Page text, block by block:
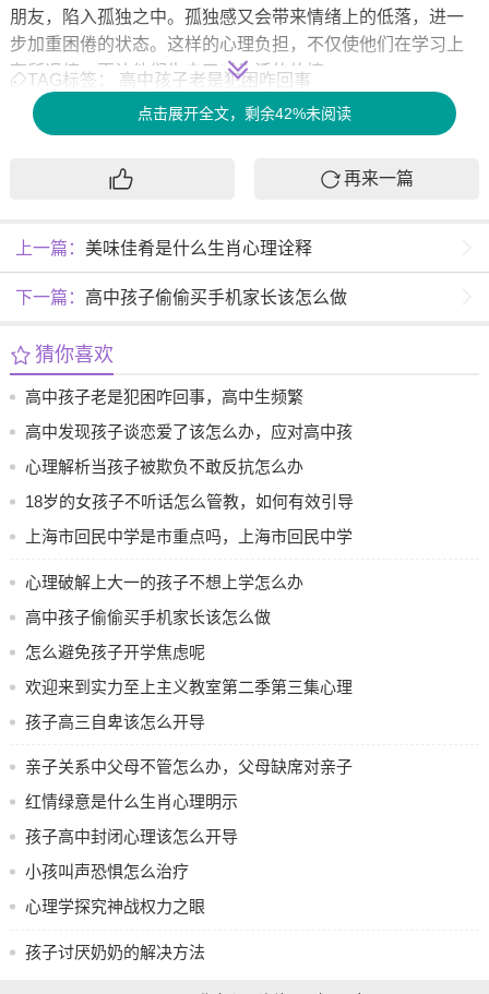
朋友，陷入孤独之中。孤独感又会带来情绪上的低落，进一
步加重困倦的状态。这样的心理负担，不仅使他们在学习上
有所退缩，更让他们失去了对生活的热情。
更有甚者，家庭环境也会影响到学生的情绪和心理健康。有
些孩子在学业上承受着来自父母的严格要求，倍感压力。他
们可能出于对父母期望的恐惧而拼命学习，却常常忽视了自
我感受。这样的亲子关系往往让孩子在情感上感到孤立无
环。
对策当然是多方面的。学生需要意识到调整作息的重要性，
为学生创造一个相对轻松的学习环境，能在一定程度上减轻
他们的心理负担。在这种环境中，学生能够放松心情，真正
享受学习的乐趣，而不仅仅是为了完成任务而学习。
除了作息调整与环境改善，心理疏导同样不可或缺。学校可
以引入心理辅导课程，帮助学生更好地理解自己的情绪，学
多与他们进行沟通，理解他们的感受。有时候，一个简单的
倾诉就能释放学生心中的负担，让他们觉得不再孤单。
在这个充满挑战的时期，关注学生的心理健康比什么都重
要。只有当他们的心理问题得到解决，才能真正享受学习带
仅是知识的积累，更是心灵的成长。考虑到这一点，我们有
责任为他们创造一个更加温暖和理解的环境。
TAG标签： 高中孩子老是犯困咋回事
点击展开全文，剩余42%未阅读
再来一篇
上一篇： 美味佳肴是什么生肖心理诠释
下一篇： 高中孩子偷偷买手机家长该怎么做
猜你喜欢
高中孩子老是犯困咋回事，高中生频繁
高中发现孩子谈恋爱了该怎么办，应对高中孩
子谈恋爱后的困惑与建议
心理解析当孩子被欺负不敢反抗怎么办
18岁的女孩子不听话怎么管教，如何有效引导
18岁女孩的行为
上海市回民中学是市重点吗，上海市回民中学
是否为市重点学校？
心理破解上大一的孩子不想上学怎么办
高中孩子偷偷买手机家长该怎么做
怎么避免孩子开学焦虑呢
欢迎来到实力至上主义教室第二季第三集心理
启示，实力至上主义教室第二季第三集探讨心
理学奥秘
孩子高三自卑该怎么开导
亲子关系中父母不管怎么办，父母缺席对亲子
关系的影响及应对策略
红情绿意是什么生肖心理明示
孩子高中封闭心理该怎么开导
小孩叫声恐惧怎么治疗
心理学探究神战权力之眼
孩子讨厌奶奶的解决方法